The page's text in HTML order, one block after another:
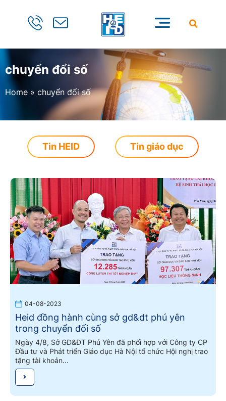
chuyển đổi số
Home » chuyển đổi số
Tin HEID Tin giáo dục
04-08-2023
Heid đồng hành cùng sở gd&dt phú yên
trong chuyển đổi số
Ngày 4/8, Sở GD&ĐT Phú Yên đã phối hợp với Công ty CP
Đầu tư và Phát triển Giáo dục Hà Nội tổ chức Hội nghị trao
tặng tài khoản...